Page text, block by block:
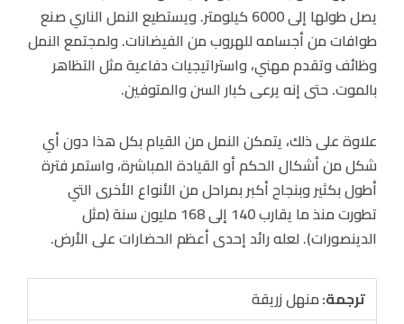
يصل طولها إلى 6000 كيلومتر. ويستطيع النمل الناري صنع
طوافات من أجسامه للهروب من الفيضانات. ولمجتمع النمل
وظائف وتقدم مهني، واستراتيجيات دفاعية مثل التظاهر
بالموت. حتى إنه يرعى كبار السن والمتوفين.
علاوة على ذلك، يتمكن النمل من القيام بكل هذا دون أي
شكل من أشكال الحكم أو القيادة المباشرة، واستمر فترة
أطول بكثير وبنجاح أكبر بمراحل من الأنواع الأخرى التي
تطورت منذ ما يقارب 140 إلى 168 مليون سنة (مثل
الدينصورات). لعله رائد إحدى أعظم الحضارات على الأرض.
ترجمة:منهل زريقة